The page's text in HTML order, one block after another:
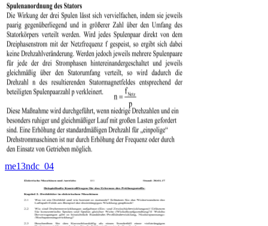
me13ndc_04